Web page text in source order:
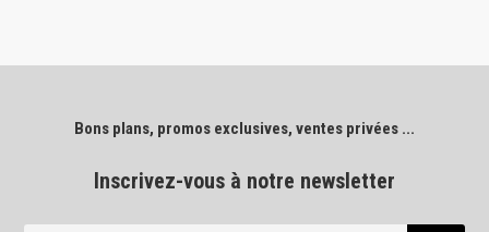
Bons plans, promos exclusives, ventes privées ...
Inscrivez-vous à notre newsletter